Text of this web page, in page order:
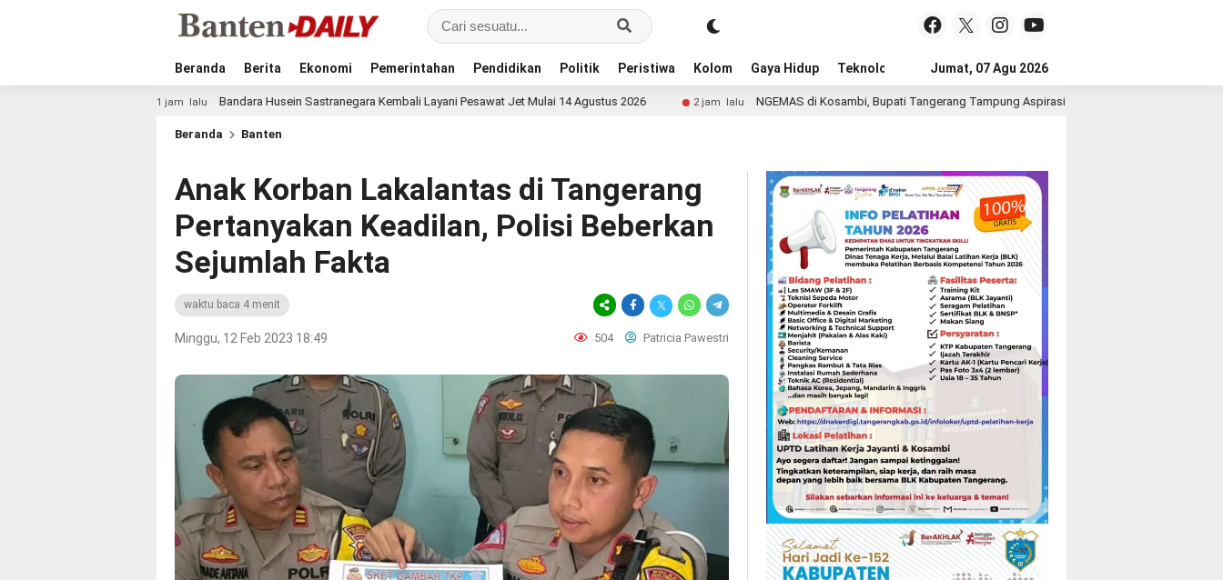
Beranda Berita Ekonomi Pemerintahan Pendidikan Politik Peristiwa Kolom Gaya Hidup Teknologi Advertorial Tips
Jumat, 07 Agu 2026
Bandara Husein Sastranegara Kembali Layani Pesawat Jet Mulai 14 Agustus 2026 2 jam lalu NGEMAS di Kosambi, Bupati Tangerang Tampung Aspirasi Penyandang Disabilitas
Beranda Banten
Anak Korban Lakalantas di Tangerang
Pertanyakan Keadilan, Polisi Beberkan
Sejumlah Fakta
waktu baca 4 menit
Minggu, 12 Feb 2023 18:49 504 Patricia Pawestri